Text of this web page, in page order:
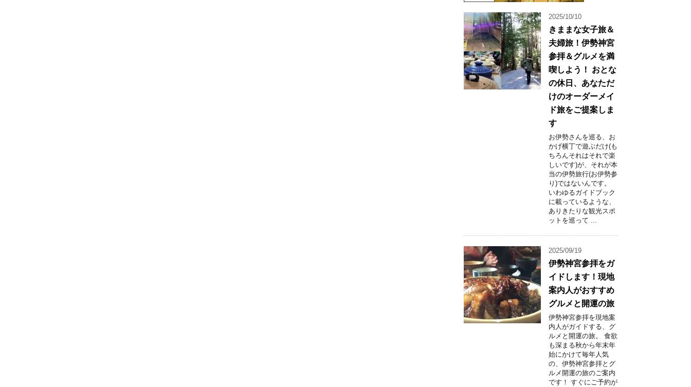
2025/10/10
きままな女子旅＆
夫婦旅！伊勢神宮
参拝＆グルメを満
喫しよう！ おとな
の休日、あなただ
けのオーダーメイ
ド旅をご提案しま
す
お伊勢さんを巡る、お
かげ横丁で遊ぶだけ(も
ちろんそれはそれで楽
しいです)が、それが本
当の伊勢旅行(お伊勢参
り)ではないんです。
いわゆるガイドブック
に載っているような、
ありきたりな観光スポ
ットを巡って ...
2025/09/19
伊勢神宮参拝をガ
イドします！現地
案内人がおすすめ
グルメと開運の旅
伊勢神宮参拝を現地案
内人がガイドする、グ
ルメと開運の旅。 食欲
も深まる秋から年末年
始にかけて毎年人気
の、伊勢神宮参拝とグ
ルメ開運の旅のご案内
です！ すぐにご予約が